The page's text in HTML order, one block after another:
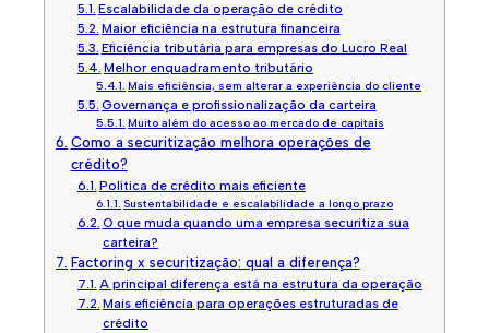
Escalabilidade da operação de crédito
Maior eficiência na estrutura financeira
Eficiência tributária para empresas do Lucro Real
Melhor enquadramento tributário
Mais eficiência, sem alterar a experiência do cliente
Governança e profissionalização da carteira
Muito além do acesso ao mercado de capitais
Como a securitização melhora operações de
crédito?
Política de crédito mais eficiente
Sustentabilidade e escalabilidade a longo prazo
O que muda quando uma empresa securitiza sua
carteira?
Factoring x securitização: qual a diferença?
A principal diferença está na estrutura da operação
Mais eficiência para operações estruturadas de
crédito